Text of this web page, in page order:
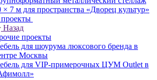
× 7 м для пространства «Дворец культур»
Назад
проекты
для шоурума люксового бренда в
Москвы
для VIP-примерочных ЦУМ Outlet в